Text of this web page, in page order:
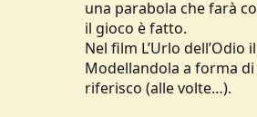
una parabola che farà
il gioco è fatto.
Nel film L’Urlo
Modellandola a forma
riferisco (alle volte…).